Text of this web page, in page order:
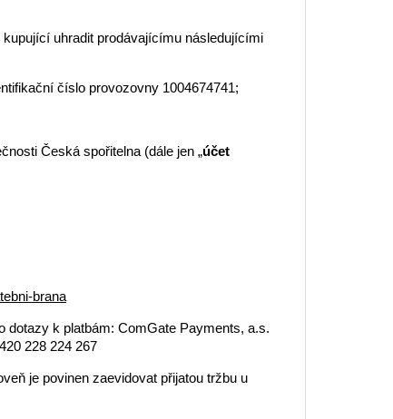
uhradit prodávajícímu následujícími
číslo provozovny 1004674741;
Česká spořitelna (dále jen „účet
brana
dotazy k platbám: ComGate Payments, a.s.
228 224 267
je povinen zaevidovat přijatou tržbu u